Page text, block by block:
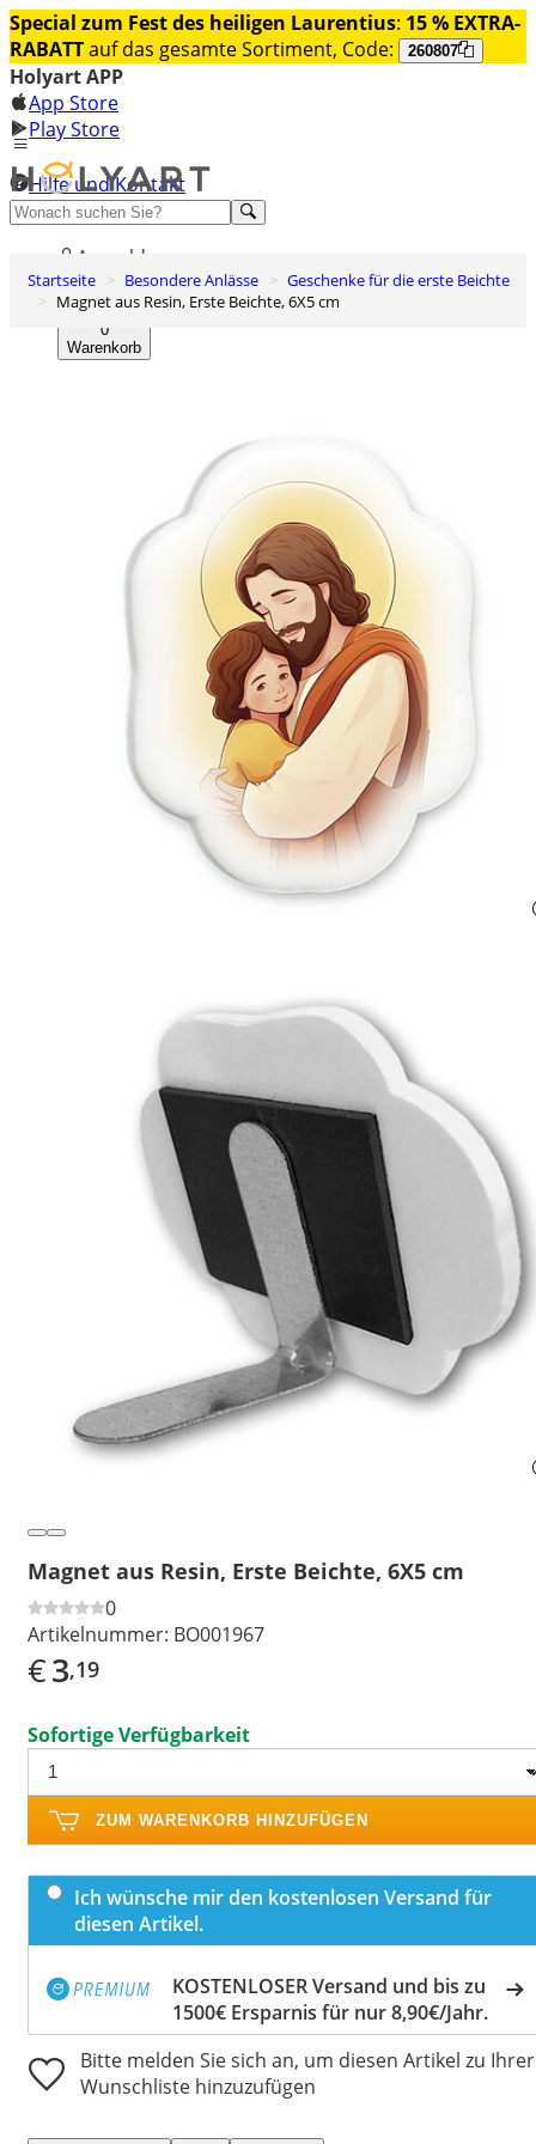
Special zum Fest des heiligen Laurentius: 15 % EXTRA-
RABATTauf das gesamte Sortiment, Code: 260807
Holyart APP
App Store
Play Store
Hilfe und Kontakt
Entdecken Sie Premium
Anmelden
Wunschliste
0
Warenkorb
Startseite Besondere Anlässe
Geschenke für die erste Beichte
Magnet aus Resin, Erste Beichte, 6X5 cm
Magnet aus Resin, Erste Beichte, 6X5 cm
0
Artikelnummer: BO001967
€3,19
Sofortige Verfügbarkeit
ZUM WARENKORB HINZUFÜGEN
Ich wünsche mir den kostenlosen Versand für
diesen Artikel.
KOSTENLOSER Versand und bis zu
1500€ Ersparnis für nur 8,90€/Jahr.
Bitte melden Sie sich an, um diesen Artikel zu Ihrer
Wunschliste hinzuzufügen